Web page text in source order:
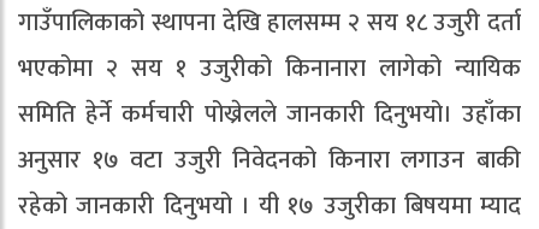
गाउँपालिकाको स्थापना देखि हालसम्म २ सय १८ उजुरी दर्ता
भएकोमा २ सय १ उजुरीको किनानारा लागेको न्यायिक
समिति हेर्ने कर्मचारी पोख्रेलले जानकारी दिनुभयो। उहाँका
अनुसार १७ वटा उजुरी निवेदनको किनारा लगाउन बाकी
रहेको जानकारी दिनुभयो । यी १७ उजुरीका बिषयमा म्याद